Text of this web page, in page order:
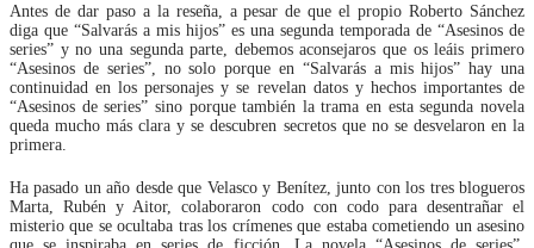
Antes de dar paso a la reseña, a pesar de que el propio Roberto Sánchez
diga que “Salvarás a mis hijos” es una segunda temporada de “Asesinos de
series” y no una segunda parte, debemos aconsejaros que os leáis primero
“Asesinos de series”, no solo porque en “Salvarás a mis hijos” hay una
continuidad en los personajes y se revelan datos y hechos importantes de
“Asesinos de series” sino porque también la trama en esta segunda novela
queda mucho más clara y se descubren secretos que no se desvelaron en la
primera.
Ha pasado un año desde que Velasco y Benítez, junto con los tres blogueros
Marta, Rubén y Aitor, colaboraron codo con codo para desentrañar el
misterio que se ocultaba tras los crímenes que estaba cometiendo un asesino